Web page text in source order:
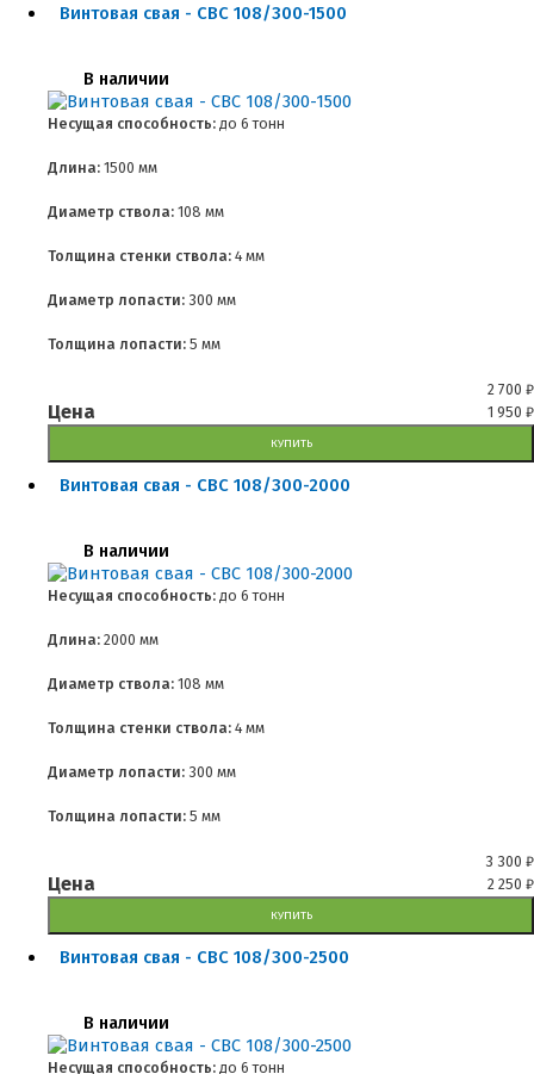
Винтовая свая - СВС 108/300-1500
В наличии
Несущая способность: до 6 тонн
Длина: 1500 мм
Диаметр ствола: 108 мм
Толщина стенки ствола: 4 мм
Диаметр лопасти: 300 мм
Толщина лопасти: 5 мм
2 700 ₽
Цена 1 950 ₽
КУПИТЬ
Винтовая свая - СВС 108/300-2000
В наличии
Несущая способность: до 6 тонн
Длина: 2000 мм
Диаметр ствола: 108 мм
Толщина стенки ствола: 4 мм
Диаметр лопасти: 300 мм
Толщина лопасти: 5 мм
3 300 ₽
Цена 2 250 ₽
КУПИТЬ
Винтовая свая - СВС 108/300-2500
В наличии
Несущая способность: до 6 тонн